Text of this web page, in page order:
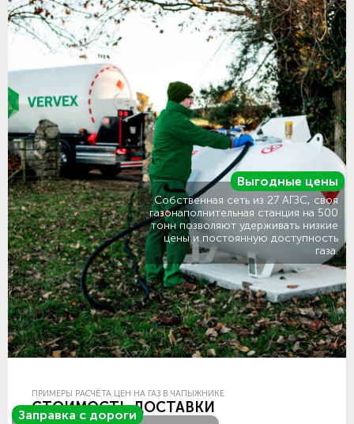
Заправка с дороги
Выгодные цены
Собственная сеть из 27 АГЗС, своя
газонаполнительная станция на 500
тонн позволяют удерживать низкие
цены и постоянную доступность
газа.
ПРИМЕРЫ РАСЧЁТА ЦЕН НА ГАЗ В ЧАПЫЖНИКЕ
СТОИМОСТЬ ДОСТАВКИ